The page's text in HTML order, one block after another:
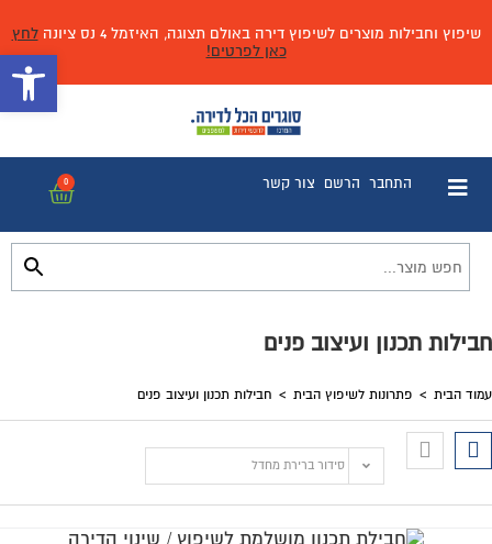
שיפוץ וחבילות מוצרים לשיפוץ דירה באולם תצוגה, האיזמל 4 נס ציונה
לחץ
כאן לפרטים!
התחבר הרשם צור קשר 0
חבילות תכנון ועיצוב פנים
עמוד הבית > פתרונות לשיפוץ הבית > חבילות תכנון ועיצוב פנים
סידור ברירת מחדל